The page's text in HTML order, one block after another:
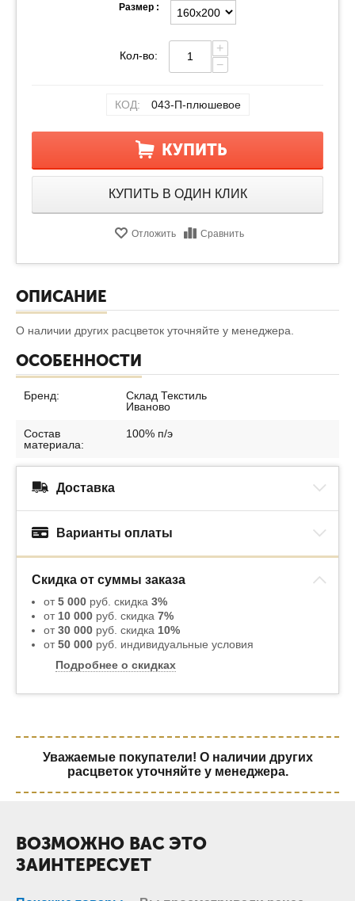
Размер :
Кол-во:
+
−
КОД: 043-П-плюшевое
КУПИТЬ
КУПИТЬ В ОДИН КЛИК
Отложить Сравнить
ОПИСАНИЕ
О наличии других расцветок уточняйте у менеджера.
ОСОБЕННОСТИ
Бренд:
Склад Текстиль
Иваново
Состав
материала:
100% п/э
Доставка
Варианты оплаты
Скидка от суммы заказа
от5 000 руб. скидка 3%
от 10 000 руб. скидка 7%
от30 000 руб. скидка 10%
от50 000 руб. индивидуальные условия
Подробнее о скидках
Уважаемые покупатели! О наличии других
расцветок уточняйте у менеджера.
ВОЗМОЖНО ВАС ЭТО
ЗАИНТЕРЕСУЕТ